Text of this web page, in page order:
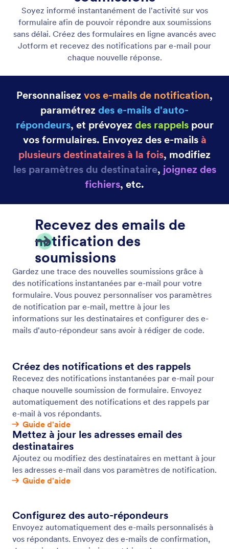
Emails auto-répondeur
Créez des e-mails et des notifications automatisés
avec Jotform ! Lorsqu'une personne remplit votre
formulaire en ligne, elle reçoit automatiquement un
e-mail, idéal pour envoyer des notifications, des
fichiers, etc. Configurez des e-mails de répondeur
automatique en quelques minutes sans avoir à
Emails de notification
sans délai. Créez des formulaires en ligne avancés
avec Jotform et recevez des notifications par e-mail
pour chaque nouvelle réponse.
Emails de rappel